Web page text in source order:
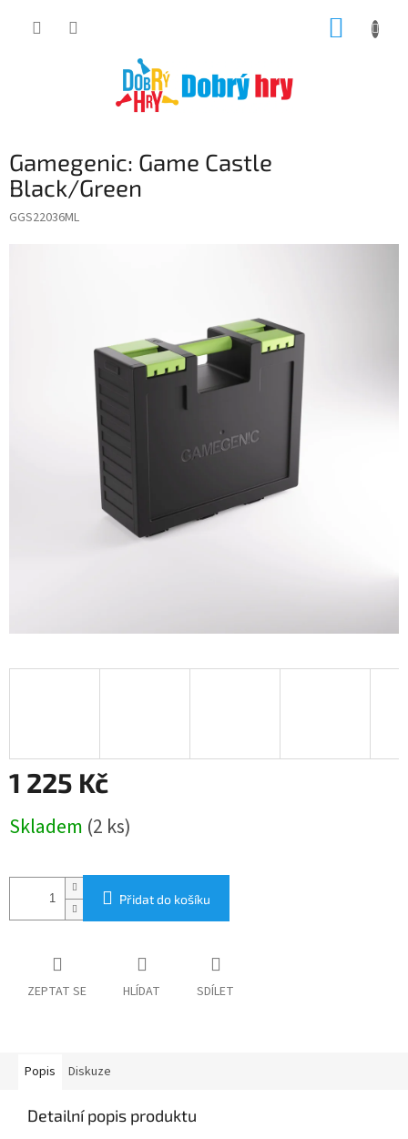
Gamegenic: Game Castle
Black/Green
GGS22036ML
1 225 Kč
cena:
Skladem (2 ks)
Přidat do košíku
ZEPTAT SE HLÍDAT SDÍLET
Popis Diskuze
Detailní popis produktu